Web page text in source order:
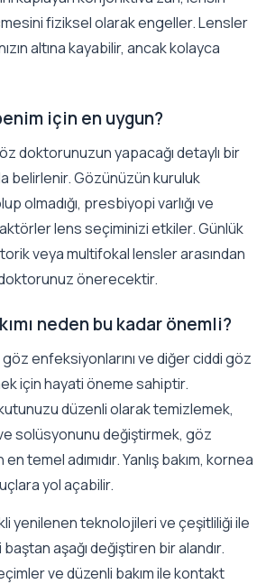
fiziksel olarak engeller. Lensler
altına kayabilir, ancak kolayca
için en uygun?
doktorunuzun yapacağı detaylı bir
belirlenir. Gözünüzün kuruluk
olmadığı, presbiyopi varlığı ve
lens seçiminizi etkiler. Günlük
torik veya multifokal lensler arasından
önerecektir.
neden bu kadar önemli?
göz enfeksiyonlarını ve diğer ciddi göz
için hayati öneme sahiptir.
düzenli olarak temizlemek,
solüsyonunu değiştirmek, göz
en temel adımıdır. Yanlış bakım, kornea
yol açabilir.
yenilenen teknolojileri ve çeşitliliği ile
aşağı değiştiren bir alandır.
ve düzenli bakım ile kontakt